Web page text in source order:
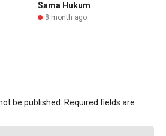
Sama Hukum
8 month ago
be published. Required fields are